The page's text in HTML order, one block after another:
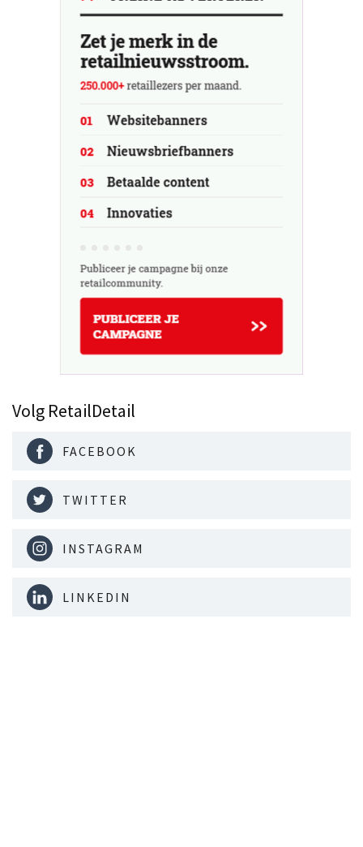
Volg RetailDetail
FACEBOOK
TWITTER
INSTAGRAM
LINKEDIN